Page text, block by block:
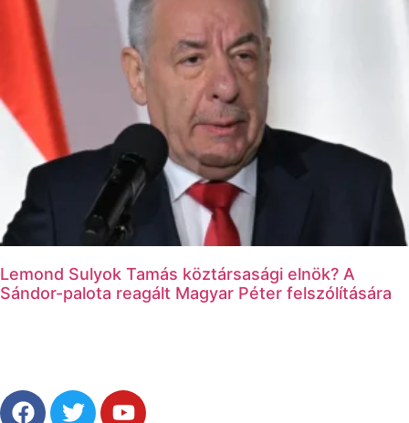
Lemond Sulyok Tamás köztársasági elnök? A
Sándor-palota reagált Magyar Péter felszólítására